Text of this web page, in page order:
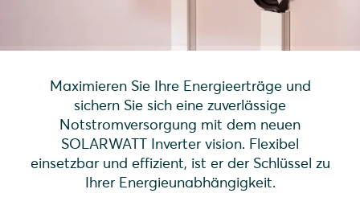
Maximieren Sie Ihre Energieerträge und
sichern Sie sich eine zuverlässige
Notstromversorgung mit dem neuen
SOLARWATT Inverter vision. Flexibel
einsetzbar und effizient, ist er der Schlüssel zu
Ihrer Energieunabhängigkeit.